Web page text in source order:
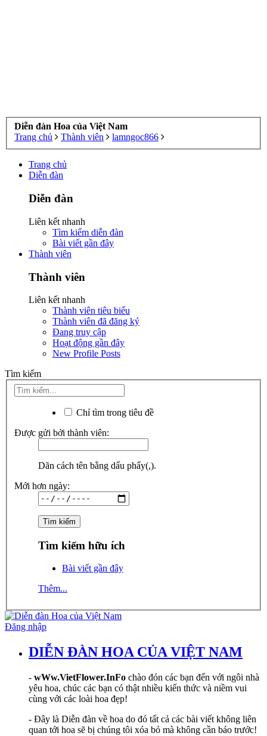
Diễn đàn Hoa của Việt Nam
Trang chủ
Thành viên lamngoc866
Trang chủ
Diễn đàn
Diễn đàn
Liên kết nhanh
Tìm kiếm diễn đàn
Bài viết gần đây
Thành viên
Thành viên
Liên kết nhanh
Thành viên tiêu biểu
Thành viên đã đăng ký
Đang truy cập
Hoạt động gần đây
New Profile Posts
Tìm kiếm
Chỉ tìm trong tiêu đề
Được gửi bởi thành viên:
Dãn cách tên bằng dấu phẩy(,).
Mới hơn ngày:
Tìm kiếm hữu ích
Bài viết gần đây
Thêm...
Đăng nhập
DIỄN ĐÀN HOA CỦA VIỆT NAM
- wWw.VietFlower.InFo chào đón các bạn đến với ngôi nhà
yêu hoa, chúc các bạn có thật nhiều kiến thức và niềm vui
cùng với các loài hoa đẹp!
- Đây là Diễn đàn về hoa do đó tất cả các bài viết không liên
quan tới hoa sẽ bị chúng tôi xóa bỏ mà không cần báo trước!